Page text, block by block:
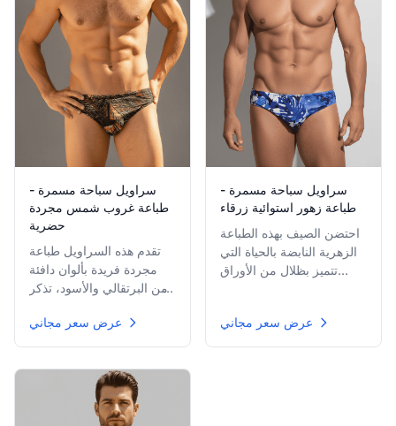
سراويل سباحة مسمرة -
طباعة غروب شمس مجردة
حضرية
تقدم هذه السراويل طباعة
مجردة فريدة بألوان دافئة
من البرتقالي والأسود، تذكر
فن الشارع الحديث. يسمح
القماش الخاص بسمرة
التواضع والأناقة.
عرض سعر مجاني
سراويل سباحة مسمرة -
طباعة زهور استوائية زرقاء
احتضن الصيف بهذه الطباعة
الزهرية النابضة بالحياة التي
تتميز بظلال من الأوراق
الوزن سريع الجفاف مصمم
لفعالية وراحة التسمير
عرض سعر مجاني